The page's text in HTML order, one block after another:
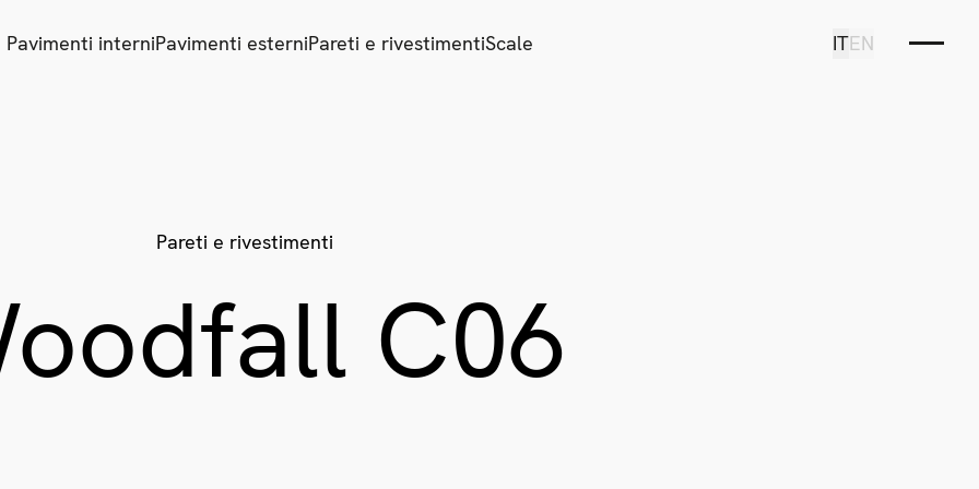
Pavimenti interniPavimenti esterniPareti e rivestimentiScale ITEN
Pareti e rivestimenti
C06